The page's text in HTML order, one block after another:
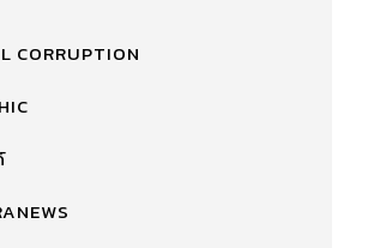
CORRUPTION